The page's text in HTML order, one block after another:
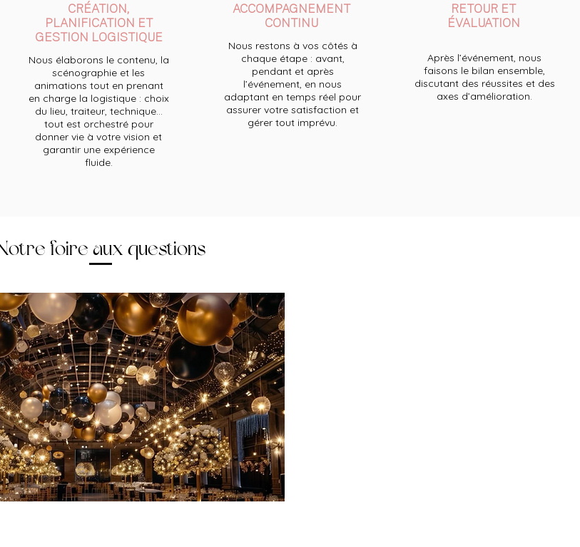
CRÉATION,
PLANIFICATION ET
GESTION LOGISTIQUE
Nous élaborons le contenu, la
scénographie et les
animations tout en prenant
en charge la logistique : choix
du lieu, traiteur, technique...
tout est orchestré pour
donner vie à votre vision et
garantir une expérience
fluide.
ACCOMPAGNEMENT
CONTINU
Nous restons à vos côtés à
chaque étape : avant,
pendant et après
l’événement, en nous
adaptant en temps réel pour
assurer votre satisfaction et
gérer tout imprévu.
RETOUR ET
ÉVALUATION
Après l’événement, nous
faisons le bilan ensemble,
discutant des réussites et des
axes d’amélioration.
foire aux questions